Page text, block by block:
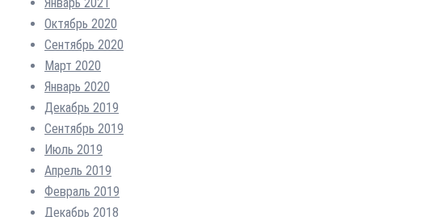
Январь 2021
Октябрь 2020
Сентябрь 2020
Март 2020
Январь 2020
Декабрь 2019
Сентябрь 2019
Июль 2019
Апрель 2019
Февраль 2019
Декабрь 2018